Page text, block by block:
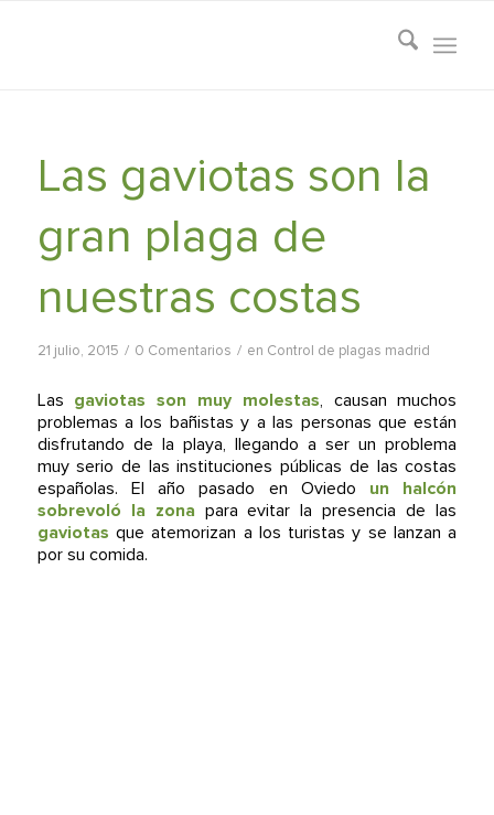
Las gaviotas son la
gran plaga de
nuestras costas
21 julio, 2015 / 0 Comentarios / en Control de plagas madrid
Las gaviotas son muy molestas, causan muchos
problemas a los bañistas y a las personas que están
disfrutando de la playa, llegando a ser un problema
muy serio de las instituciones públicas de las costas
españolas. El año pasado en Oviedo un halcón
sobrevoló la zona para evitar la presencia de las
gaviotas que atemorizan a los turistas y se lanzan a
por su comida.